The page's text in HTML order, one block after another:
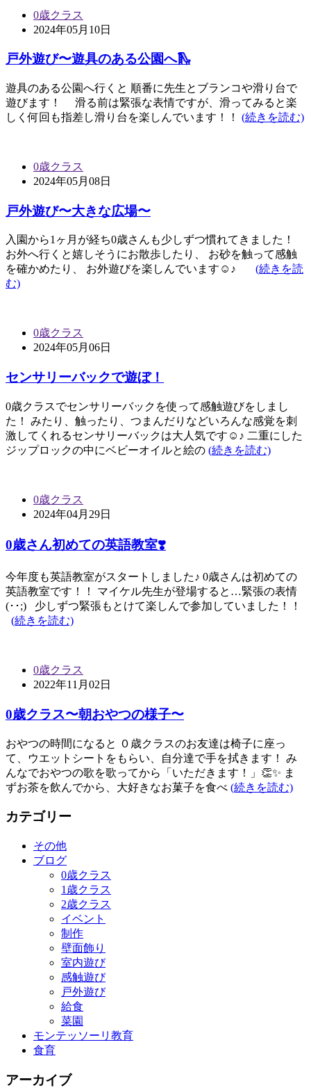
0歳クラス
2024年05月10日
戸外遊び〜遊具のある公園へ🛝
遊具のある公園へ行くと 順番に先生とブランコや滑り台で
遊びます！ 滑る前は緊張な表情ですが、滑ってみると楽
しく何回も指差し滑り台を楽しんでいます！！ (続きを読む)
0歳クラス
2024年05月08日
戸外遊び〜大きな広場〜
入園から1ヶ月が経ち0歳さんも少しずつ慣れてきました！
お外へ行くと嬉しそうにお散歩したり、 お砂を触って感触
を確かめたり、 お外遊びを楽しんでいます☺︎♪ (続きを読
む)
0歳クラス
2024年05月06日
センサリーバックで遊ぼ！
0歳クラスでセンサリーバックを使って感触遊びをしまし
た！ みたり、触ったり、つまんだりなどいろんな感覚を刺
激してくれるセンサリーバックは大人気です☺︎♪ 二重にした
ジップロックの中にベビーオイルと絵の (続きを読む)
0歳クラス
2024年04月29日
0歳さん初めての英語教室❣️
今年度も英語教室がスタートしました♪ 0歳さんは初めての
英語教室です！！ マイケル先生が登場すると…緊張の表情
(･･;) 少しずつ緊張もとけて楽しんで参加していました！！
(続きを読む)
0歳クラス
2022年11月02日
0歳クラス〜朝おやつの様子〜
おやつの時間になると ０歳クラスのお友達は椅子に座っ
て、ウエットシートをもらい、自分達で手を拭きます！ み
んなでおやつの歌を歌ってから「いただきます！」👏✨ ま
ずお茶を飲んでから、大好きなお菓子を食べ (続きを読む)
カテゴリー
その他
ブログ
0歳クラス
1歳クラス
2歳クラス
イベント
制作
壁面飾り
室内遊び
感触遊び
戸外遊び
給食
菜園
モンテッソーリ教育
食育
アーカイブ